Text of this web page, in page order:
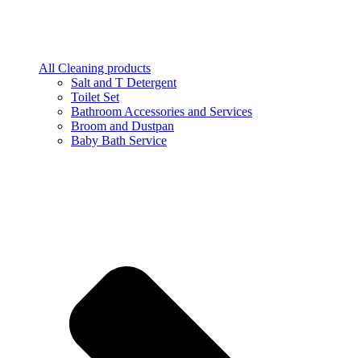
All Cleaning products
Salt and T Detergent
Toilet Set
Bathroom Accessories and Services
Broom and Dustpan
Baby Bath Service